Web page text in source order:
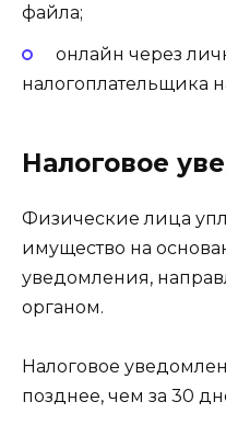
файла;
онлайн через
налогоплательщика
Налоговое
Физические лица
имущество на
уведомления,
органом.
Налоговое
позднее, чем за 30